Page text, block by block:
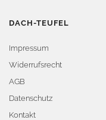
DACH-TEUFEL
Impressum
Widerrufsrecht
AGB
Datenschutz
Kontakt